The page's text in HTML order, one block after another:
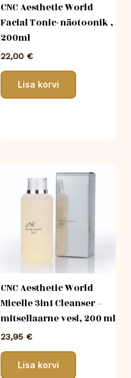
CNC Aesthetic World
Facial Tonic- näotoonik ,
200ml
22,00 €
Lisa korvi
CNC Aesthetic World
Micelle 3in1 Cleanser –
mitsellaarne vesi, 200 ml
23,95 €
Lisa korvi